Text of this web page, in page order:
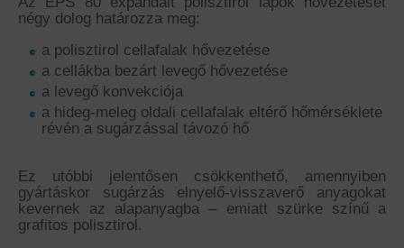
négy dolog határozza meg:
a polisztirol cellafalak hővezetése
a cellákba bezárt levegő hővezetése
a levegő konvekciója
a hideg-meleg oldali cellafalak eltérő hőmérséklete
révén a sugárzással távozó hő
Ez utóbbi jelentősen csökkenthető, amennyiben
gyártáskor sugárzás elnyelő-visszaverő anyagokat
kevernek az alapanyagba – emiatt szürke színű a
grafitos polisztirol.